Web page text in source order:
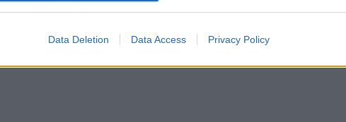
Data Deletion Data Access Privacy Policy